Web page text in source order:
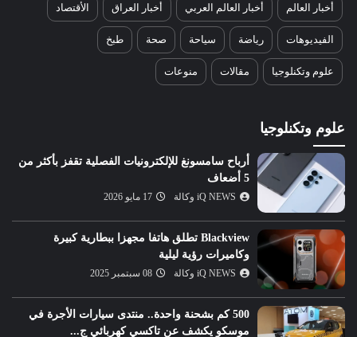
أخبار العالم أخبار العالم العربي أخبار العراق الأقتصاد
الفيديوهات رياضة سياحة صحة طبخ
علوم وتكنلوجيا مقالات منوعات
علوم وتكنلوجيا
أرباح سامسونغ للإلكترونيات الفصلية تقفز بأكثر من
5 أضعاف
iQ NEWS وكالة 17 مايو 2026
Blackview تطلق هاتفا مجهزا ببطارية كبيرة
وكاميرات رؤية ليلية
iQ NEWS وكالة 08 سبتمبر 2025
500 كم بشحنة واحدة.. منتدى سيارات الأجرة في
موسكو يكشف عن تاكسي كهربائي ج...